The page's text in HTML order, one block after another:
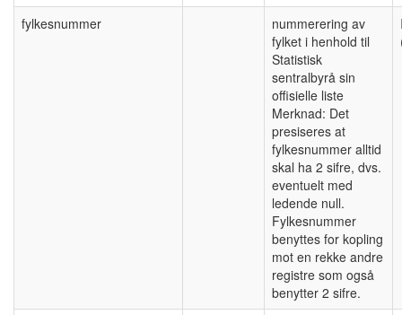
fylkesnummer
nummerering av
fylket i henhold til
Statistisk
sentralbyrå sin
offisielle liste
Merknad: Det
presiseres at
fylkesnummer alltid
skal ha 2 sifre, dvs.
eventuelt med
ledende null.
Fylkesnummer
benyttes for kopling
mot en rekke andre
registre som også
benytter 2 sifre.